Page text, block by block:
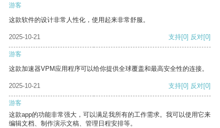
游客
这款软件的设计非常人性化，使用起来非常舒服。
2025-10-21 支持[0] 反对[0]
游客
这款加速器VPM应用程序可以给你提供全球覆盖和最高安全性的连接。
2025-10-21 支持[0] 反对[0]
游客
这款app的功能非常强大，可以满足我所有的工作需求。我可以使用它来
编辑文档、制作演示文稿、管理日程安排等。